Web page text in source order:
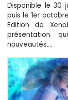
Disponible le 30
puis le 1er
Edition de
présentation
nouveautés....